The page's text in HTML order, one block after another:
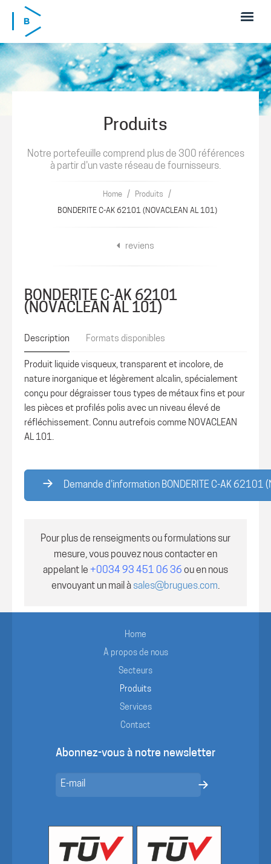
Skip to main content
Produits
Notre portefeuille comprend plus de 300 références
à partir d'un vaste réseau de fournisseurs.
Home / Produits /
BONDERITE C-AK 62101 (NOVACLEAN AL 101)
reviens
BONDERITE C-AK 62101
(NOVACLEAN AL 101)
Description Formats disponibles
Produit liquide visqueux, transparent et incolore, de
nature inorganique et légèrement alcalin, spécialement
conçu pour dégraisser tous types de métaux fins et pour
les pièces et profilés polis avec un niveau élevé de
réfléchissement. Connu autrefois comme NOVACLEAN
AL 101.
Demande d'information BONDERITE C-AK 62101
Pour plus de renseigments ou formulations sur
mesure, vous pouvez nous contacter en
appelant le +0034 93 451 06 36 ou en nous
envouyant un mail à sales@brugues.com.
Home
À propos de nous
Secteurs
Produits
Services
Contact
Abonnez-vous à notre newsletter